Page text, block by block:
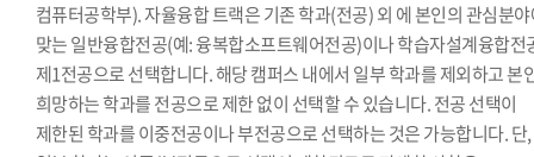
컴퓨터공학부). 자율융합 트랙은 기존 학과(전공) 외 에 본인의 관심분
맞는 일반융합전공(예: 융복합소프트웨어전공)이나 학습자설계융합전
제1전공으로 선택합니다. 해당 캠퍼스 내에서 일부 학과를 제외하고 본
희망하는 학과를 전공으로 제한 없이 선택할 수 있습니다. 전공 선택이
제한된 학과를 이중전공이나 부전공으로 선택하는 것은 가능합니다. 단,